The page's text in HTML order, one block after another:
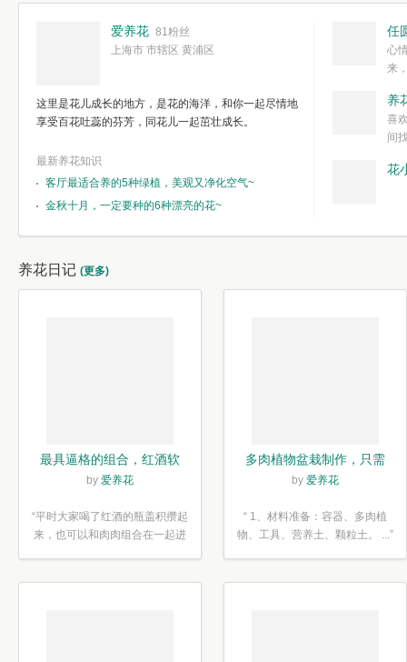
爱养花 81粉丝
上海市 市辖区 黄浦区
这里是花儿成长的地方，是花的海洋，和你一起尽情地
享受百花吐蕊的芬芳，同花儿一起茁壮成长。
最新养花知识
客厅最适合养的5种绿植，美观又净化空气~
金秋十月，一定要种的6种漂亮的花~
任
心
来
简单愉快的心
我们自己复杂
养
喜
间
花
养花日记 (更多)
最具逼格的组合，红酒软
木塞diy多肉植物盆栽
by 爱养花
“平时大家喝了红酒的瓶盖积攒起
来，也可以和肉肉组合在一起进
多肉植物盆栽制作，只需
简单6步
by 爱养花
“ 1、材料准备：容器、多肉植
物、工具、营养土、颗粒土。 ...”